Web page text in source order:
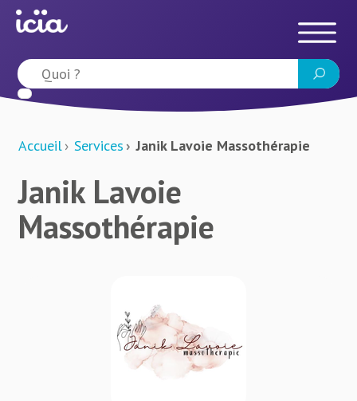
Accueil Services Janik Lavoie Massothérapie
Janik Lavoie
Massothérapie